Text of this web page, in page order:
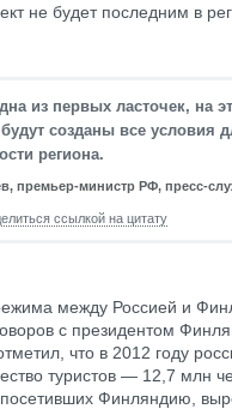
не будет последним в
из первых ласточек, на
созданы все условия
региона.
премьер-министр РФ, пресс-
ссылкой на цитату
между Россией и
с президентом
что в 2012 году
туристов — 12,7 млн
Финляндию,